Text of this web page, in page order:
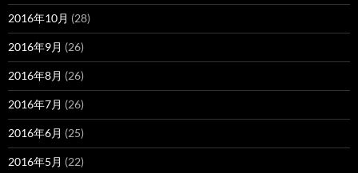
2016年10月 (28)
2016年9月 (26)
2016年8月 (26)
2016年7月 (26)
2016年6月 (25)
2016年5月 (22)